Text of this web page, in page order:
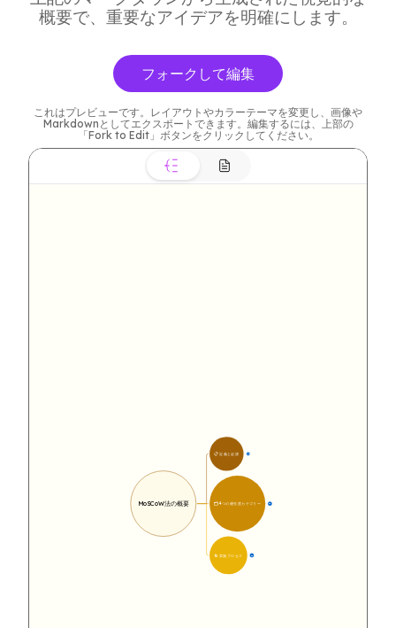
概要で、重要なアイデアを明確にします。
フォークして編集
これはプレビューです。レイアウトやカラーテーマを変更し、画像や
Markdownとしてエクスポートできます。編集するには、上部の
「Fork to Edit」ボタンをクリックしてください。
📋 定義と起源 8
🗂️ 4つの優先度カテゴリー 16
🔄 実施プロセス 14
MoSCoW法の概要